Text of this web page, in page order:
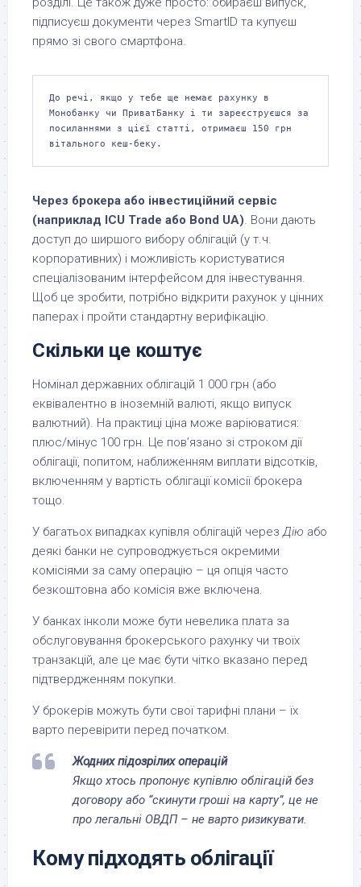
підписуєш документи через SmartID та купуєш
прямо зі свого смартфона.
До речі, якщо у тебе ще немає рахунку в
Монобанку чи ПриватБанку і ти зареєструєшся за
посиланнями з цієї статті, отримаєш 150 грн
вітального кеш-беку.
Через брокера або інвестиційний сервіс
(наприклад ICU Trade або Bond UA). Вони дають
доступ до ширшого вибору облігацій (у т.ч.
корпоративних) і можливість користуватися
спеціалізованим інтерфейсом для інвестування.
Щоб це зробити, потрібно відкрити рахунок у цінних
паперах і пройти стандартну верифікацію.
Скільки це коштує
Номінал державних облігацій 1 000 грн (або
еквівалентно в іноземній валюті, якщо випуск
валютний). На практиці ціна може варіюватися:
плюс/мінус 100 грн. Це пов’язано зі строком дії
облігації, попитом, наближенням виплати відсотків,
включенням у вартість облігації комісії брокера
тощо.
У багатьох випадках купівля облігацій черезДію або
деякі банки не супроводжується окремими
комісіями за саму операцію – ця опція часто
безкоштовна або комісія вже включена.
У банках інколи може бути невелика плата за
обслуговування брокерського рахунку чи твоїх
транзакцій, але це має бути чітко вказано перед
підтвердженням покупки.
У брокерів можуть бути свої тарифні плани – їх
варто перевірити перед початком.
Жодних підозрілих операцій
Якщо хтось пропонує купівлю облігацій без
договору або “скинути гроші на карту”, це не
про легальні ОВДП – не варто ризикувати.
Кому підходять облігації